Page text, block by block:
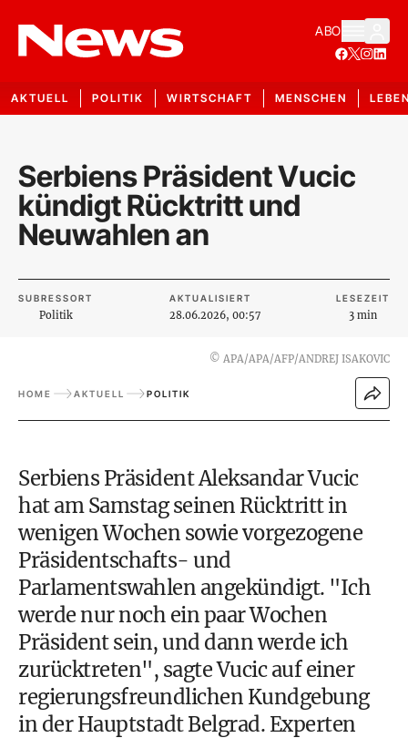
ABO
AKTUELL POLITIK WIRTSCHAFT MENSCHEN
Serbiens Präsident Vucic
kündigt Rücktritt und
Neuwahlen an
SUBRESSORT
Politik
AKTUALISIERT
28.06.2026, 00:57
LESEZEIT
3 min
© APA/APA/AFP/ANDREJ ISAKOVIC
HOME AKTUELL POLITIK
Serbiens Präsident Aleksandar Vucic
hat am Samstag seinen Rücktritt in
wenigen Wochen sowie vorgezogene
Präsidentschafts- und
Parlamentswahlen angekündigt. "Ich
werde nur noch ein paar Wochen
Präsident sein, und dann werde ich
zurücktreten", sagte Vucic auf einer
regierungsfreundlichen Kundgebung
in der Hauptstadt Belgrad. Experten